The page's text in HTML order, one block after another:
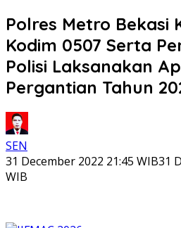
Polres Metro Bekasi
Kodim 0507 Serta
Polisi Laksanakan
Pergantian Tahun
SEN
31 December 2022 21:45 WIB31
WIB